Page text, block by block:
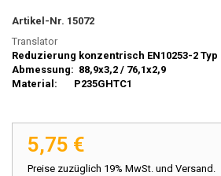
Artikel-Nr. 15072
Translator
Reduzierung konzentrisch EN10253-2 Typ
Abmessung: 88,9x3,2 / 76,1x2,9
Material: P235GHTC1
5,75 €
Preise zuzüglich 19% MwSt. und Versand.